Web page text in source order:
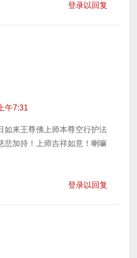
登录以回复
午7:31
如来王尊佛上师本尊空行护法
悲加持！上师吉祥如意！喇嘛
登录以回复